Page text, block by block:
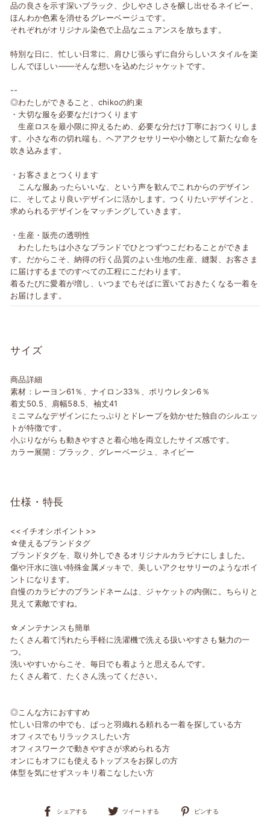
品の良さを示す深いブラック、少しやさしさを醸し出せるネイビー、
ほんわか色素を消せるグレーベージュです。
それぞれがオリジナル染色で上品なニュアンスを放ちます。
特別な日に、忙しい日常に、肩ひじ張らずに自分らしいスタイルを楽
しんでほしい――そんな想いを込めたジャケットです。
--
◎わたしができること、chikoの約束
・大切な服を必要なだけつくります
生産ロスを最小限に抑えるため、必要な分だけ丁寧におつくりしま
す。小さな布の切れ端も、ヘアアクセサリーや小物として新たな命を
吹き込みます。
・お客さまとつくります
こんな服あったらいいな、という声を歓んでこれからのデザイン
に、そしてより良いデザインに活かします。つくりたいデザインと、
求められるデザインをマッチングしていきます。
・生産・販売の透明性
わたしたちは小さなブランドでひとつずつこだわることができま
す。だからこそ、納得の行く品質のよい生地の生産、縫製、お客さま
に届けするまでのすべての工程にこだわります。
着るたびに愛着が増し、いつまでもそばに置いておきたくなる一着を
お届けします。
サイズ
商品詳細
素材：レーヨン61％、ナイロン33％、ポリウレタン6％
着丈50.5、肩幅58.5、袖丈41
ミニマムなデザインにたっぷりとドレープを効かせた独自のシルエッ
トが特徴です。
小ぶりながらも動きやすさと着心地を両立したサイズ感です。
カラー展開：ブラック、グレーベージュ、ネイビー
仕様・特長
<<イチオシポイント>>
☆使えるブランドタグ
ブランドタグを、取り外しできるオリジナルカラビナにしました。
傷や汗水に強い特殊金属メッキで、美しいアクセサリーのようなポイ
ントになります。
自慢のカラビナのブランドネームは、ジャケットの内側に。ちらりと
見えて素敵ですね。
☆メンテナンスも簡単
たくさん着て汚れたら手軽に洗濯機で洗える扱いやすさも魅力の一
つ。
洗いやすいからこそ、毎日でも着ようと思えるんです。
たくさん着て、たくさん洗ってください。
◎こんな方におすすめ
忙しい日常の中でも、ぱっと羽織れる頼れる一着を探している方
オフィスでもリラックスしたい方
オフィスワークで動きやすさが求められる方
オンにもオフにも使えるトップスをお探しの方
体型を気にせずスッキリ着こなしたい方
シェアする
Facebookツイートする
Twitter
ピンする